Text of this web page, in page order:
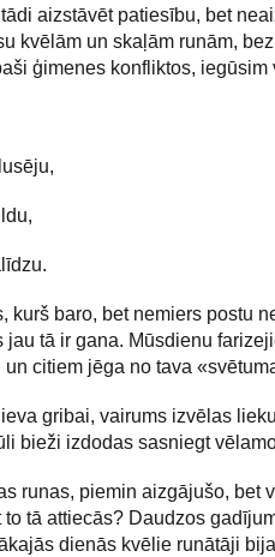
aizstāvēt patiesību, bet
kvēlām un skaļām runām,
ģimenes konfliktos, iegūsim
kurš baro, bet nemiers postu
jau tā ir gana. Mūsdienu
citiem jēga no tava
gribai, vairums izvēlas
bieži izdodas sasniegt
runas, piemin aizgājušo, bet
tā attiecās? Daudzos
dienās kvēlie runātāji